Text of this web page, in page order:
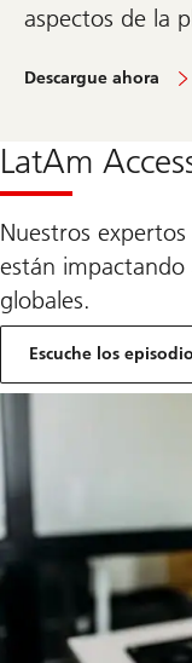
aspectos de la
Ir
sobre
Way
UBS
Descargue ahora
LatAm
Nuestros
están impactando
globales.
Escuche los
Ir
a
sección
Podcast